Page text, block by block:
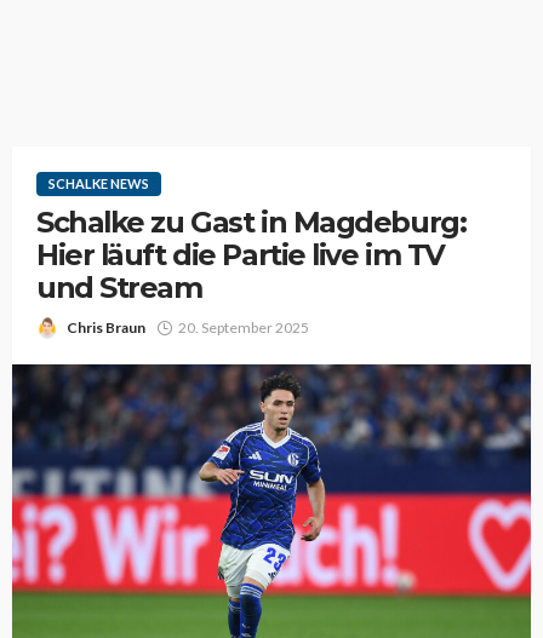
SCHALKE NEWS
Schalke zu Gast in Magdeburg:
Hier läuft die Partie live im TV
und Stream
Chris Braun 20. September 2025